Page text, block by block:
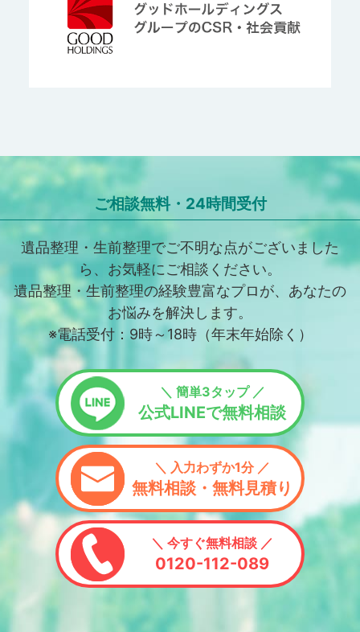
ご相談無料・24時間受付
遺品整理・生前整理でご不明な点がございました
ら、お気軽にご相談ください。
遺品整理・生前整理の経験豊富なプロが、あなたの
お悩みを解決します。
※電話受付：9時～18時（年末年始除く）
＼ 簡単3タップ ／
公式LINEで無料相談
＼ 入力わずか1分 ／
無料相談・無料見積り
＼ 今すぐ無料相談 ／
0120-112-089